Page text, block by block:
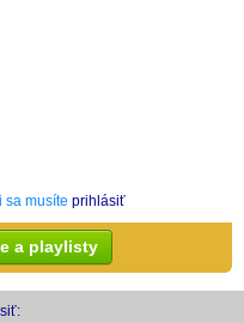
sa musíte prihlásiť
a playlisty